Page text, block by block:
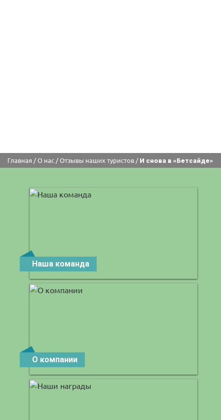
Главная / О нас / Отзывы наших туристов / И снова в «Бетсайде»
Наша команда
О компании